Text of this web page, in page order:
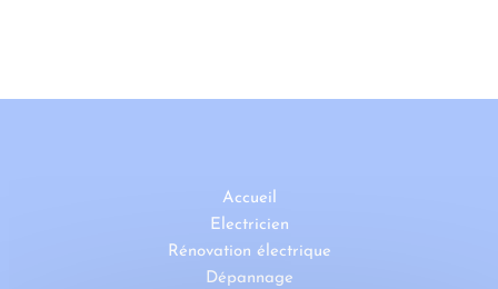
Accueil
Electricien
Rénovation électrique
Dépannage